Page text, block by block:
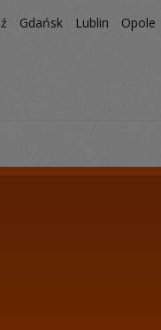
Gdańsk Lublin Opole